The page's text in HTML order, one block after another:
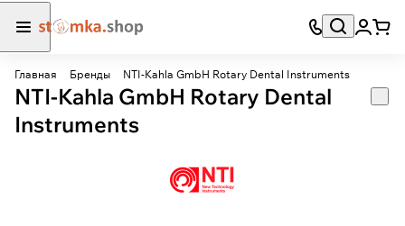
Главная Бренды NTI-Kahla GmbH Rotary Dental Instruments
NTI-Kahla GmbH Rotary Dental
Instruments